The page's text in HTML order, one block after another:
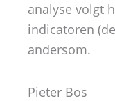
analyse volgt
indicatoren
andersom.
Pieter Bos